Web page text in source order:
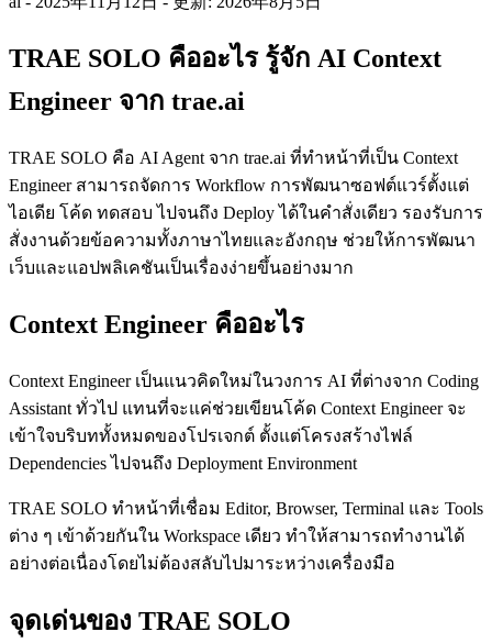
TRAE SOLO คืออะไร รู้จัก AI Context
Engineer จาก trae.ai
TRAE SOLO คือ AI Agent จาก trae.ai ที่ทำหน้าที่เป็น Context
Engineer สามารถจัดการ Workflow การพัฒนาซอฟต์แวร์ตั้งแต่
ไอเดีย โค้ด ทดสอบ ไปจนถึง Deploy ได้ในคำสั่งเดียว รองรับการ
สั่งงานด้วยข้อความทั้งภาษาไทยและอังกฤษ ช่วยให้การพัฒนา
เว็บและแอปพลิเคชันเป็นเรื่องง่ายขึ้นอย่างมาก
Context Engineer คืออะไร
Context Engineer เป็นแนวคิดใหม่ในวงการ AI ที่ต่างจาก Coding
Assistant ทั่วไป แทนที่จะแค่ช่วยเขียนโค้ด Context Engineer จะ
เข้าใจบริบททั้งหมดของโปรเจกต์ ตั้งแต่โครงสร้างไฟล์
Dependencies ไปจนถึง Deployment Environment
TRAE SOLO ทำหน้าที่เชื่อม Editor, Browser, Terminal และ Tools
ต่าง ๆ เข้าด้วยกันใน Workspace เดียว ทำให้สามารถทำงานได้
อย่างต่อเนื่องโดยไม่ต้องสลับไปมาระหว่างเครื่องมือ
จุดเด่นของ TRAE SOLO